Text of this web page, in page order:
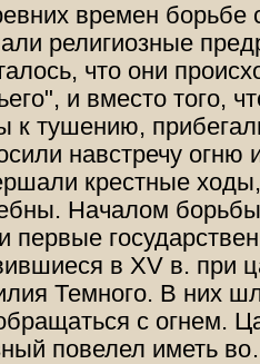
времен борьбе
религиозные
что они
и вместо того,
к тушению,
навстречу огню
крестные
Началом
первые
в XV в. при
Темного. В них
с огнем.
повелел иметь